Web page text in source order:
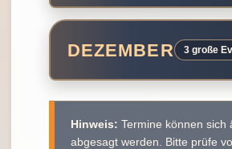
DEZEMBER 3 große
Hinweis: Termine können sich
abgesagt werden. Bitte prüfe